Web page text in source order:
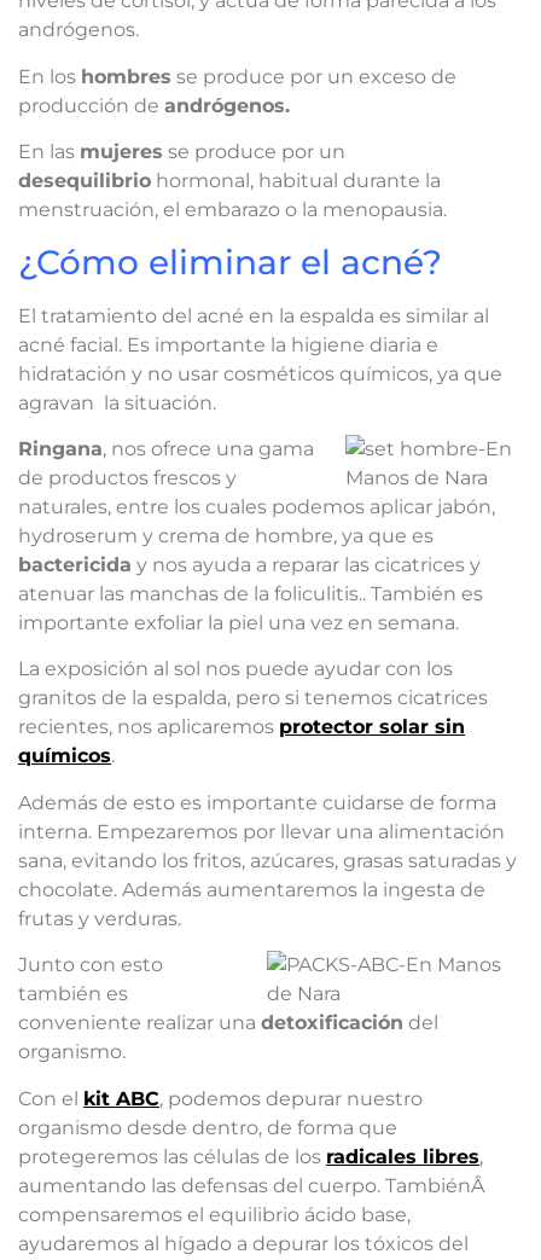
andrógenos.
En los hombres se produce por un exceso de
producción de andrógenos.
En las mujeres se produce por un
desequilibrio hormonal, habitual durante la
menstruación, el embarazo o la menopausia.
¿Cómo eliminar el acné?
El tratamiento del acné en la espalda es similar al
acné facial. Es importante la higiene diaria e
hidratación y no usar cosméticos químicos, ya que
agravan la situación.
Ringana, nos ofrece una gama
de productos frescos y
naturales, entre los cuales podemos aplicar jabón,
hydroserum y crema de hombre, ya que es
bactericida y nos ayuda a reparar las cicatrices y
atenuar las manchas de la foliculitis.. También es
importante exfoliar la piel una vez en semana.
La exposición al sol nos puede ayudar con los
granitos de la espalda, pero si tenemos cicatrices
recientes, nos aplicaremos protector solar sin
químicos.
Además de esto es importante cuidarse de forma
interna. Empezaremos por llevar una alimentación
sana, evitando los fritos, azúcares, grasas saturadas y
chocolate. Además aumentaremos la ingesta de
frutas y verduras.
Junto con esto
también es
conveniente realizar una detoxificación del
organismo.
Con el kit ABC, podemos depurar nuestro
organismo desde dentro, de forma que
protegeremos las células de los radicales libres,
aumentando las defensas del cuerpo. TambiénÂ
compensaremos el equilibrio ácido base,
ayudaremos al hígado a depurar los tóxicos del